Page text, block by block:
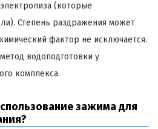
(которые
Степень раздражения может
фактор не исключается.
водоподготовки у
комплекса.
зажима для